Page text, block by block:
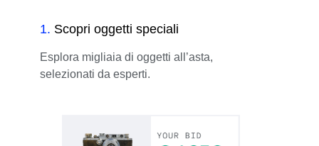
1. Scopri oggetti speciali
Esplora migliaia di oggetti all’asta,
selezionati da esperti.